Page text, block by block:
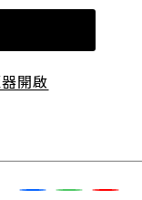
開啟